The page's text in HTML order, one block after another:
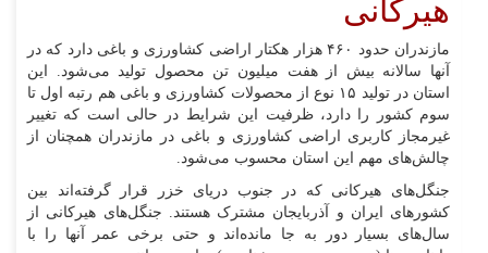
هیرکانی
مازندران حدود ۴۶۰ هزار هکتار اراضی کشاورزی و باغی دارد که در
آنها سالانه بیش از هفت میلیون تن محصول تولید می‌شود. این
استان در تولید ۱۵ نوع از محصولات کشاورزی و باغی هم رتبه اول تا
سوم کشور را دارد، ظرفیت این شرایط در حالی است که تغییر
غیرمجاز کاربری اراضی کشاورزی و باغی در مازندران همچنان از
چالش‌های مهم این استان محسوب می‌شود.
جنگل‌های هیرکانی که در جنوب دریای خزر قرار گرفته‌اند بین
کشور‌های ایران و آذربایجان مشترک هستند. جنگل‌های هیرکانی از
سال‌های بسیار دور به جا مانده‌اند و حتی برخی عمر آنها را با